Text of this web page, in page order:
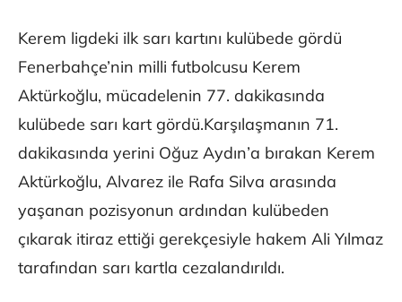
Kerem ligdeki ilk sarı kartını kulübede gördü
Fenerbahçe’nin milli futbolcusu Kerem
Aktürkoğlu, mücadelenin 77. dakikasında
kulübede sarı kart gördü.Karşılaşmanın 71.
dakikasında yerini Oğuz Aydın’a bırakan Kerem
Aktürkoğlu, Alvarez ile Rafa Silva arasında
yaşanan pozisyonun ardından kulübeden
çıkarak itiraz ettiği gerekçesiyle hakem Ali Yılmaz
tarafından sarı kartla cezalandırıldı.